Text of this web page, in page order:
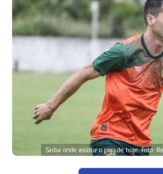
Saiba onde assistir o jogo de hoje. Foto: